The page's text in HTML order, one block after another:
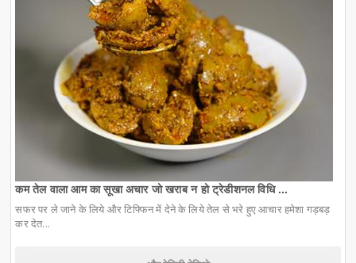
कम तेल वाला आम का सूखा अचार जो खराब न हो ट्रेडीशनल विधि ...
सफर पर ले जाने के लिये और टिफ्फिन में देने के लिये तेल से भरे हुए आचार हमेशा गड़बड़
कर देत...